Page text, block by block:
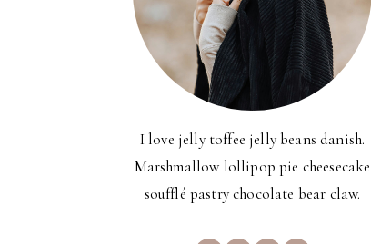
I love jelly toffee jelly beans danish.
Marshmallow lollipop pie cheesecake
soufflé pastry chocolate bear claw.